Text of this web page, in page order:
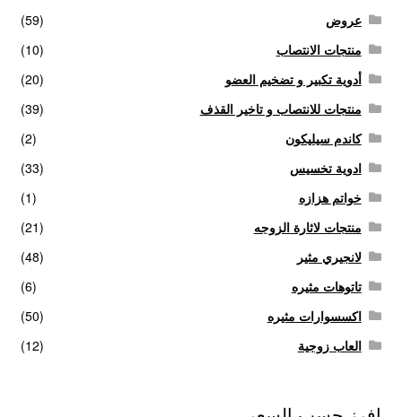
عروض
(59)
منتجات الانتصاب
(10)
أدوية تكبير و تضخيم العضو
(20)
منتجات للانتصاب و تاخير القذف
(39)
كاندم سيليكون
(2)
ادوية تخسيس
(33)
خواتم هزازه
(1)
منتجات لاثارة الزوجه
(21)
لانجيري مثير
(48)
تاتوهات مثيره
(6)
اكسسوارات مثيره
(50)
العاب زوجية
(12)